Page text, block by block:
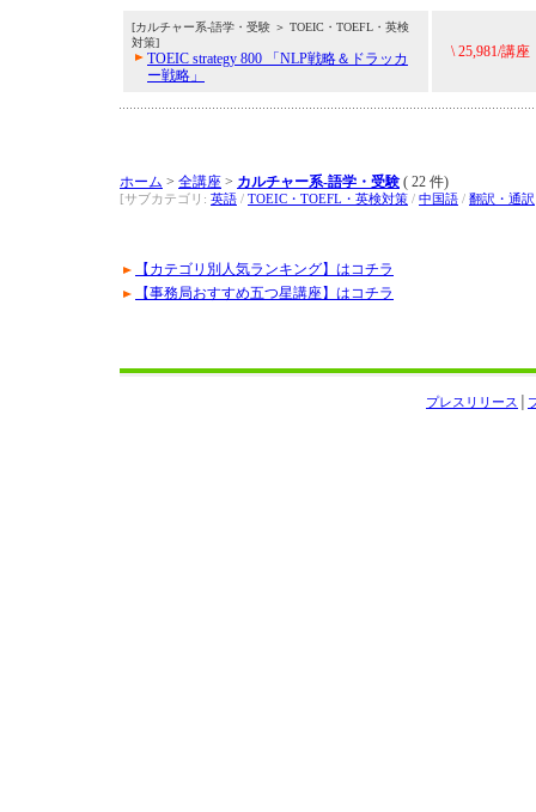
[カルチャー系-語学・受験 ＞ TOEIC・TOEFL・英検
対策]
TOEIC strategy 800 「NLP戦略＆ドラッカ
ー戦略」
\ 25,981/講座
ホーム > 全講座 > カルチャー系-語学・受験 ( 22 件)
[サブカテゴリ: 英語 / TOEIC・TOEFL・英検対策 / 中国語 / 翻訳・通訳
【カテゴリ別人気ランキング】はコチラ
【事務局おすすめ五つ星講座】はコチラ
プレスリリース